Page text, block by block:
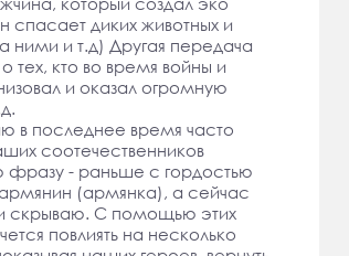
спасает диких животных и
ними и т.д) Другая передача
тех, кто во время войны и
и оказал огромную
в последнее время часто
соотечественников
- раньше с гордостью
армянин (армянка), а сейчас
скрываю. С помощью этих
повлиять на несколько